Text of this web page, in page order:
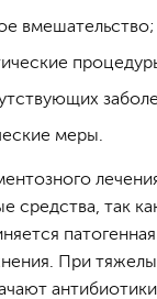
вмешательство;
меры.
средства, так
При